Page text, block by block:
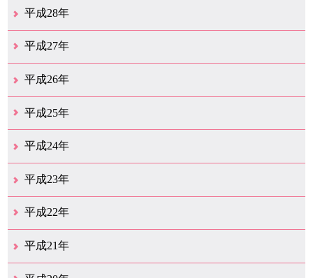
12月（12）
11月（11）
10月（16）
9月（19）
8月（15）
7月（19）
6月（4）
5月（9）
4月（6）
3月（9）
2月（1）
1月（4）
平成28年
12月（6）
11月（7）
10月（10）
9月（11）
8月（5）
7月（10）
6月（9）
5月（8）
4月（20）
3月（31）
2月（11）
1月（6）
平成27年
12月（15）
11月（9）
10月（6）
9月（9）
8月（3）
7月（10）
6月（14）
5月（10）
4月（23）
3月（29）
2月（17）
1月（9）
平成26年
12月（11）
11月（11）
10月（9）
9月（11）
8月（12）
7月（9）
6月（12）
5月（5）
4月（14）
3月（12）
2月（8）
1月（9）
平成25年
12月（12）
11月（6）
10月（7）
9月（10）
8月（6）
7月（9）
6月（7）
5月（8）
4月（8）
3月（12）
2月（17）
1月（7）
平成24年
12月（8）
11月（5）
10月（7）
9月（10）
8月（5）
7月（7）
6月（9）
5月（7）
4月（7）
3月（12）
2月（2）
1月（4）
平成23年
12月（6）
11月（6）
10月（14）
9月（5）
8月（8）
7月（7）
6月（9）
5月（11）
4月（12）
3月（3）
2月（2）
平成22年
12月（1）
11月（5）
10月（7）
9月（15）
8月（12）
7月（11）
6月（12）
5月（6）
4月（4）
3月（17）
2月（7）
1月（6）
平成21年
12月（4）
11月（3）
10月（7）
9月（5）
8月（7）
7月（9）
6月（13）
5月（9）
4月（22）
3月（9）
2月（8）